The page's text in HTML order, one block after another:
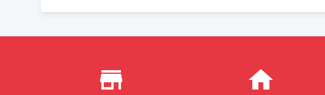
Proč nakupovat u nás?
store_mall_directory home